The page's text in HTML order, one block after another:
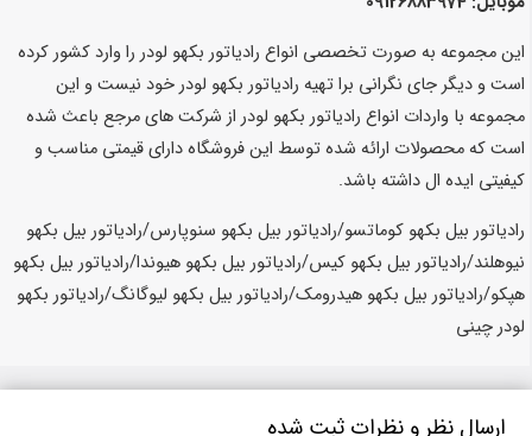
این مجموعه به صورت تخصصی انواع رادیاتور بکهو لودر را وارد کشور کرده
است و دیگر جای نگرانی برا تهیه رادیاتور بکهو لودر خود نیست و این
مجموعه با واردات انواع رادیاتور بکهو لودر از شرکت های مرجع باعث شده
است که محصولات ارائه شده توسط این فروشگاه دارای قیمتی مناسب و
کیفیتی ایده ال داشته باشد.
رادیاتور بیل بکهو کوماتسو/رادیاتور بیل بکهو سنوپارس/رادیاتور بیل بکهو
نیوهلند/رادیاتور بیل بکهو کیس/رادیاتور بیل بکهو هیوندا/رادیاتور بیل بکهو
هپکو/رادیاتور بیل بکهو هیدرومک/رادیاتور بیل بکهو لیوگانگ/رادیاتور بکهو
لودر چینی
ارسال نظر و نظرات ثبت شده